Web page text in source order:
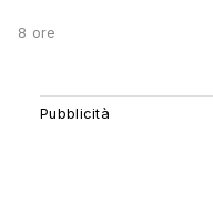
8 ore